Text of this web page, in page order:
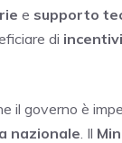
e supporto
di incentivi
il governo è
nazionale . Il